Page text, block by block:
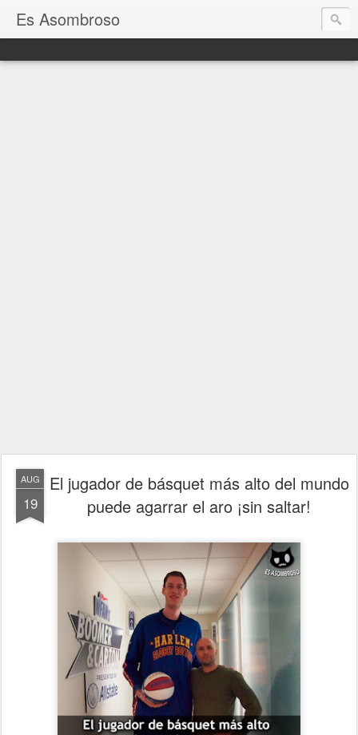
Es Asombroso
AUG
19
El jugador de básquet más alto del mundo
puede agarrar el aro ¡sin saltar!